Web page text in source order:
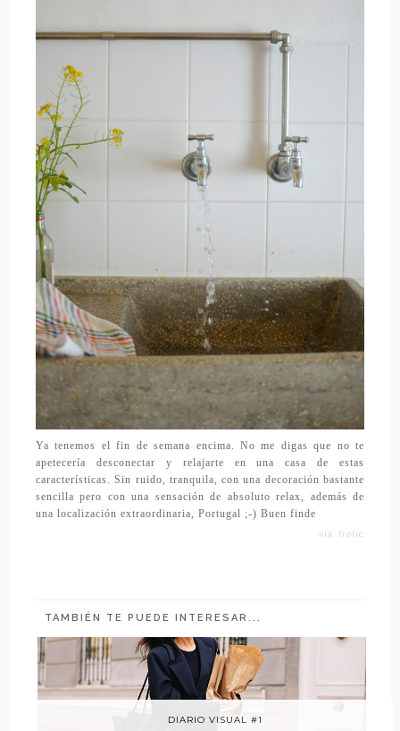
Ya tenemos el fin de semana encima. No me digas que no te
apetecería desconectar y relajarte en una casa de estas
características. Sin ruido, tranquila, con una decoración bastante
sencilla pero con una sensación de absoluto relax, además de
una localización extraordinaria, Portugal ;-) Buen finde
vía: frolic
TAMBIÉN TE PUEDE INTERESAR...
DIARIO VISUAL #1